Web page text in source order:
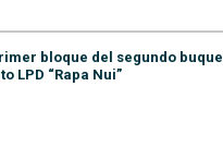
bloque del segundo buque
LPD “Rapa Nui”